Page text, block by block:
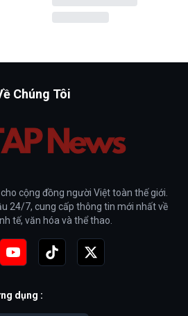
Chúng Tôi
cộng đồng người Việt toàn thế giới.
24/7, cung cấp thông tin mới nhất về
tế, văn hóa và thể thao.
dụng :